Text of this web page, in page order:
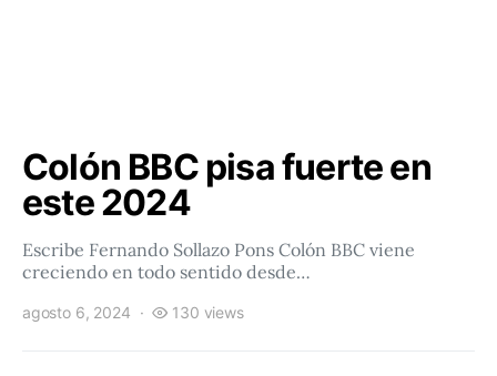
Colón BBC pisa fuerte en
este 2024
Escribe Fernando Sollazo Pons Colón BBC viene
creciendo en todo sentido desde…
agosto 6, 2024 130 views